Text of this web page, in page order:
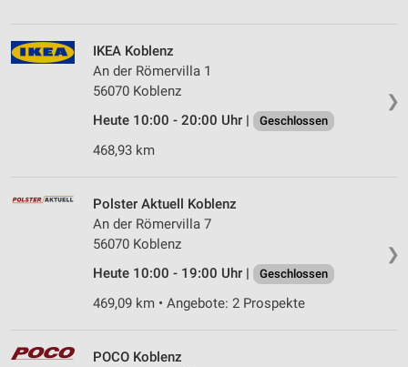
❯
IKEA Koblenz
An der Römervilla 1
56070 Koblenz
Heute 10:00 - 20:00 Uhr |
Geschlossen
468,93 km
❯
Polster Aktuell Koblenz
An der Römervilla 7
56070 Koblenz
Heute 10:00 - 19:00 Uhr |
Geschlossen
469,09 km • Angebote: 2 Prospekte
POCO Koblenz